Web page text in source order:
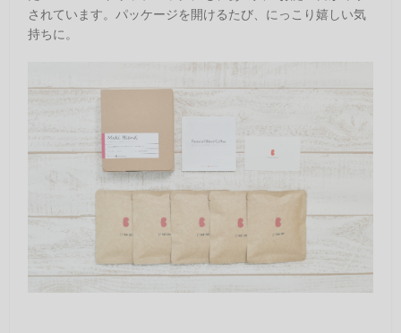
されています。パッケージを開けるたび、にっこり嬉しい気
持ちに。